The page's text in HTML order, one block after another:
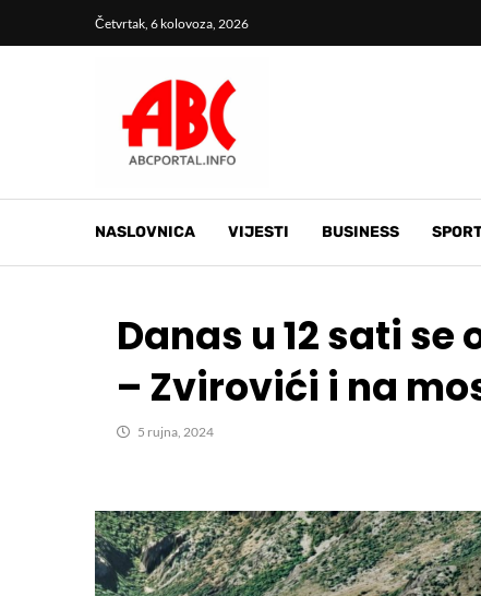
Četvrtak, 6 kolovoza, 2026
NASLOVNICA VIJESTI BUSINESS
Danas u 12 sati
– Zvirovići i na
5 rujna, 2024